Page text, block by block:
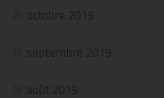
octobre 2019
septembre 2019
août 2019